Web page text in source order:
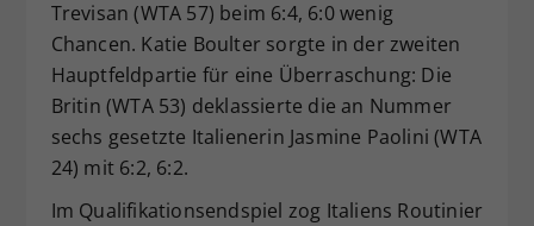
Trevisan (WTA 57) beim 6:4, 6:0 wenig
Chancen. Katie Boulter sorgte in der zweiten
Hauptfeldpartie für eine Überraschung: Die
Britin (WTA 53) deklassierte die an Nummer
sechs gesetzte Italienerin Jasmine Paolini (WTA
24) mit 6:2, 6:2.
Im Qualifikationsendspiel zog Italiens Routinier